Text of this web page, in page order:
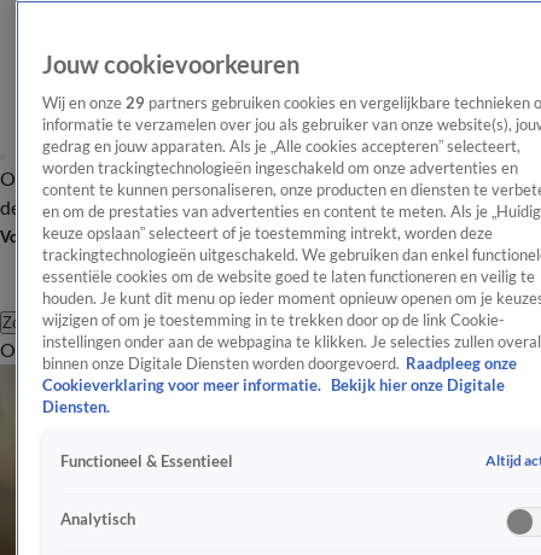
OverzichtAfleveringen Entertainment TV Algemeen
Tip
de redactieNieuwsbrief
Volg Shownieuws
Zoeken
OverzichtEntertainmentSpraakmakendRealityCrimeVideo's
Jouw cookievoorkeuren
Wij en onze 29 partners gebruiken cookies en vergelijkbare technieken
informatie te verzamelen over jou als gebruiker van onze website(s),
gedrag en jouw apparaten. Als je „Alle cookies accepteren” selecteert,
worden trackingtechnologieën ingeschakeld om onze advertenties en
content te kunnen personaliseren, onze producten en diensten te
en om de prestaties van advertenties en content te meten. Als je
keuze opslaan” selecteert of je toestemming intrekt, worden deze
trackingtechnologieën uitgeschakeld. We gebruiken dan enkel
essentiële cookies om de website goed te laten functioneren en veilig te
houden. Je kunt dit menu op ieder moment opnieuw openen om je
wijzigen of om je toestemming in te trekken door op de link Cookie-
instellingen onder aan de webpagina te klikken. Je selecties zullen overal
binnen onze Digitale Diensten worden doorgevoerd. Raadpleeg onze
Cookieverklaring voor meer informatie.
Bekijk hier onze Digitale
Diensten.
Functioneel & Essentieel Altijd
Analytisch